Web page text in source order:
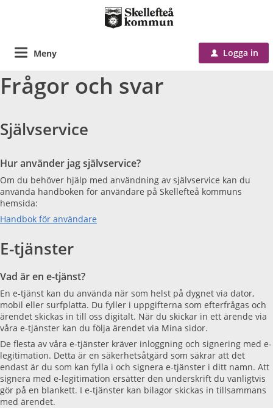
Meny u Logga in
Frågor och svar
Självservice
Hur använder jag självservice?
Om du behöver hjälp med användning av självservice kan du
använda handboken för användare på Skellefteå kommuns
hemsida:
Handbok för användare
E-tjänster
Vad är en e-tjänst?
En e-tjänst kan du använda när som helst på dygnet via dator,
mobil eller surfplatta. Du fyller i uppgifterna som efterfrågas och
ärendet skickas in till oss digitalt. När du skickar in ett ärende via
våra e-tjänster kan du följa ärendet via Mina sidor.
De flesta av våra e-tjänster kräver inloggning och signering med e-
legitimation. Detta är en säkerhetsåtgärd som säkrar att det
endast är du som kan fylla i och signera e-tjänster i ditt namn. Att
signera med e-legitimation ersätter den underskrift du vanligtvis
gör på en blankett. I e-tjänster kan bilagor skickas in tillsammans
med ärendet.